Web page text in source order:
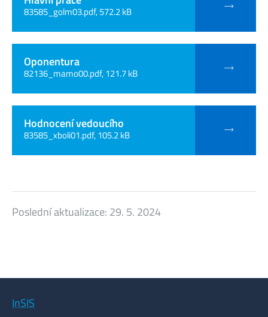
83585_golm03.pdf, 572.2 kB
Oponentura
82136_mamo00.pdf, 121.7 kB
Hodnocení vedoucího
83585_xboli01.pdf, 105.2 kB
Poslední aktualizace: 29. 5. 2024
InSIS